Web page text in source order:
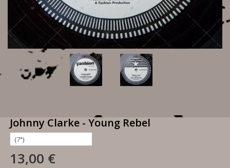
Johnny Clarke - Young Rebel
13,00 €